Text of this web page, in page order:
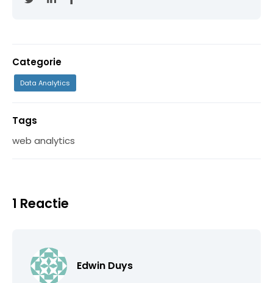
Categorie
Data Analytics
Tags
web analytics
1 Reactie
Edwin Duys